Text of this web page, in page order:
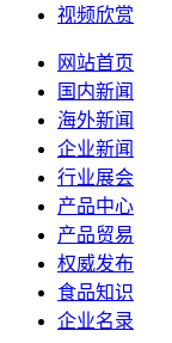
视频欣赏
网站首页
国内新闻
海外新闻
企业新闻
行业展会
产品中心
产品贸易
权威发布
食品知识
企业名录